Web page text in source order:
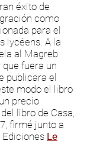
éxito de
como
para el
lycéens. A la
al Magreb
fuera un
publicara el
modo el libro
precio
libro de Casa,
firmé junto a
Le